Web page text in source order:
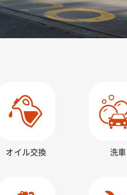
オイル交換 洗車